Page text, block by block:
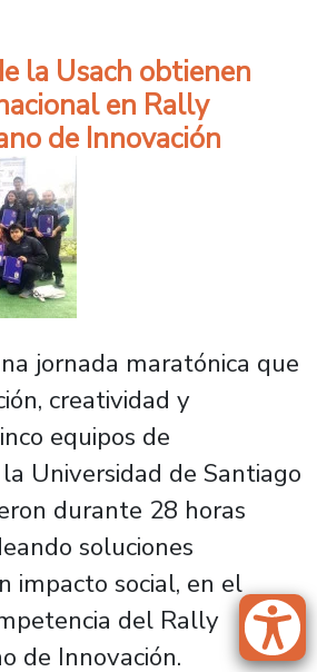
la Usach obtienen
en Rally
de Innovación
jornada maratónica que
creatividad y
equipos de
Universidad de Santiago
durante 28 horas
soluciones
impacto social, en el
del Rally
de Innovación.